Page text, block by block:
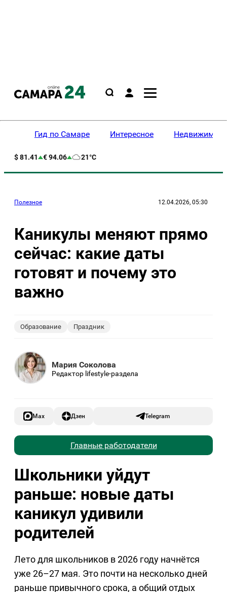
Гид по Самаре Интересное
$ 81.41 € 94.06 21°C
Полезное 12.04.2026, 05:30
Каникулы меняют прямо
сейчас: какие даты
готовят и почему это
важно
Образование Праздник
Мария Соколова
Редактор lifestyle-раздела
Max Дзен Telegram
Главные работодатели
Школьники уйдут
раньше: новые даты
каникул удивили
родителей
Лето для школьников в 2026 году начнётся
уже 26–27 мая. Это почти на несколько дней
раньше привычного срока, а общий отдых